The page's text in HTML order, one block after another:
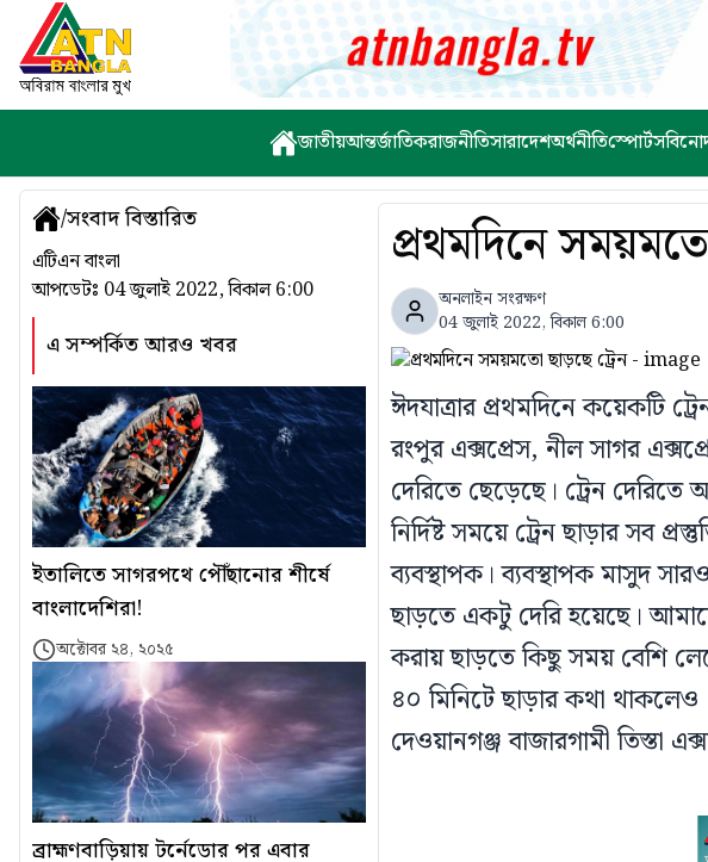
জাতীয়আন্তর্জাতিকরাজনীতিসারাদেশঅর্থনীতিস্পোর্টস
/সংবাদ বিস্তারিত
এটিএন বাংলা
আপডেটঃ 04 জুলাই 2022, বিকাল 6:00
এ সম্পর্কিত আরও খবর
ইতালিতে সাগরপথে পৌঁছানোর শীর্ষে
বাংলাদেশিরা!
অক্টোবর ২৪, ২০২৫
ব্রাহ্মণবাড়িয়ায় টর্নেডোর পর এবার
প্রথমদিনে
অনলাইন সংরক্ষণ
04 জুলাই 2022, বিকাল 6:00
ঈদযাত্রার প্রথমদিনে কয়েকটি
রংপুর এক্সপ্রেস, নীল সাগর
দেরিতে ছেড়েছে। ট্রেন
নির্দিষ্ট সময়ে ট্রেন ছাড়ার সব
ব্যবস্থাপক। ব্যবস্থাপক মাসুদ
ছাড়তে একটু দেরি হয়েছে।
করায় ছাড়তে কিছু সময় বেশি
৪০ মিনিটে ছাড়ার কথা
দেওয়ানগঞ্জ বাজারগামী তিস্তা